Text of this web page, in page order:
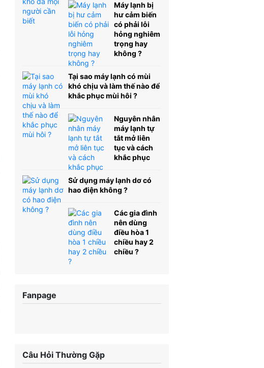
Máy lạnh bị
hư cảm biến
có phải lỗi
hỏng nghiêm
trọng hay
không ?
Tại sao máy lạnh có mùi
khó chịu và làm thế nào để
khắc phục mùi hôi ?
Nguyên nhân
máy lạnh tự
tắt mở liên
tục và cách
khắc phục
Sử dụng máy lạnh dơ có
hao điện không ?
Các gia đình
nên dùng
điều hòa 1
chiều hay 2
chiều ?
Fanpage
Câu Hỏi Thường Gặp